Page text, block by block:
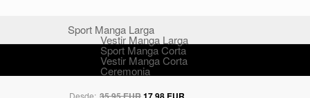
Sport Manga Larga
Vestir Manga Larga
Sport Manga Corta
Vestir Manga Corta
Ceremonia
Desde: